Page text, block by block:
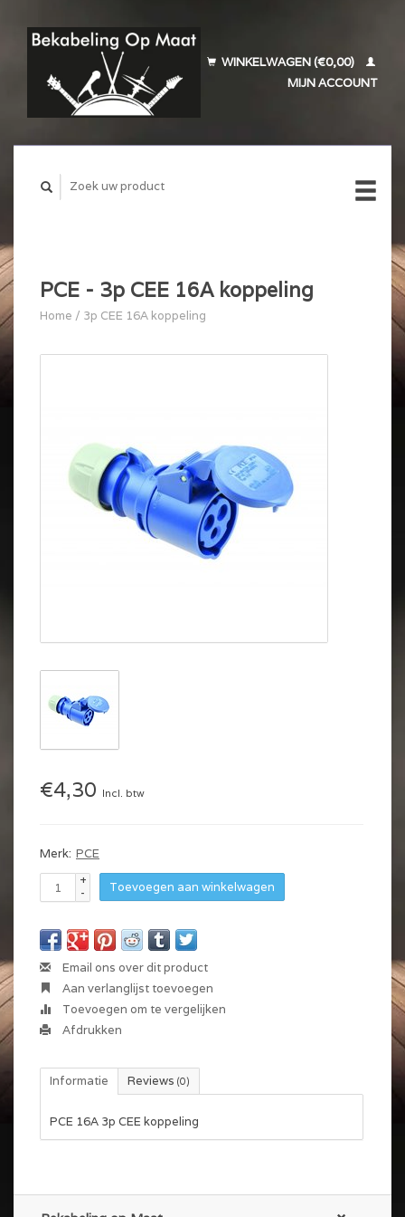
WINKELWAGEN (€0,00)
MIJN ACCOUNT
PCE - 3p CEE 16A koppeling
Home / 3p CEE 16A koppeling
€4,30 Incl. btw
Merk: PCE
+
-
Toevoegen aan winkelwagen
Email ons over dit product
Aan verlanglijst toevoegen
Toevoegen om te vergelijken
Afdrukken
Informatie Reviews (0)
PCE 16A 3p CEE koppeling